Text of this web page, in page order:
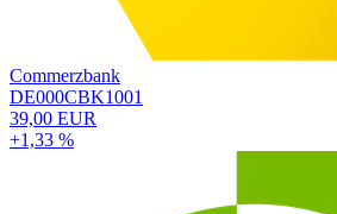
Commerzbank
DE000CBK1001
39,00 EUR
+1,33 %